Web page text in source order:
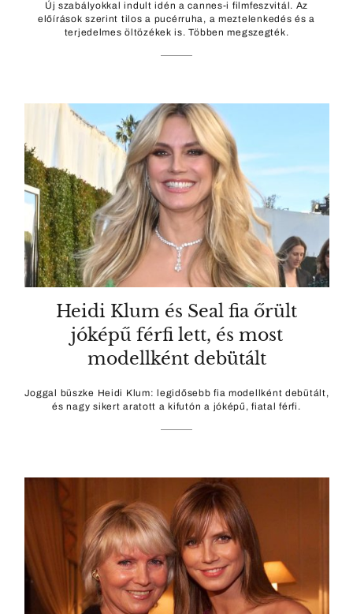
Új szabályokkal indult idén a cannes-i filmfeszvitál. Az
előírások szerint tilos a pucérruha, a meztelenkedés és a
terjedelmes öltözékek is. Többen megszegték.
Heidi Klum és Seal fia őrült
jóképű férfi lett, és most
modellként debütált
Joggal büszke Heidi Klum: legidősebb fia modellként debütált,
és nagy sikert aratott a kifutón a jóképű, fiatal férfi.